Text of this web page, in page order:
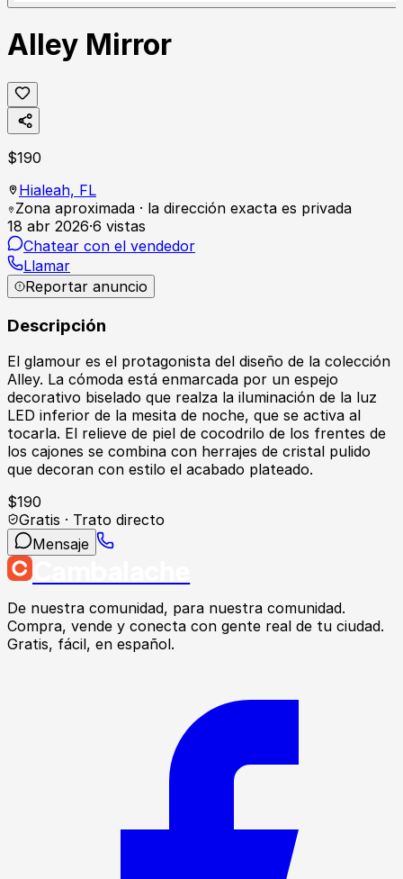
Alley Mirror
$190
Hialeah, FL
Zona aproximada · la dirección exacta es privada
18 abr 2026·6 vistas
Chatear con el vendedor
Llamar
Reportar anuncio
Descripción
El glamour es el protagonista del diseño de la colección
Alley. La cómoda está enmarcada por un espejo
decorativo biselado que realza la iluminación de la luz
LED inferior de la mesita de noche, que se activa al
tocarla. El relieve de piel de cocodrilo de los frentes de
los cajones se combina con herrajes de cristal pulido
que decoran con estilo el acabado plateado.
$190
Gratis · Trato directo
Mensaje
De nuestra comunidad, para nuestra comunidad.
Compra, vende y conecta con gente real de tu ciudad.
Gratis, fácil, en español.